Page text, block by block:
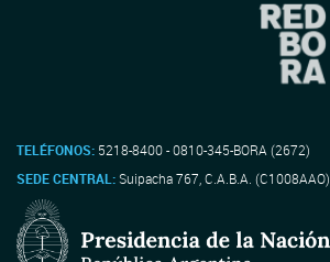
TELÉFONOS: 5218-8400 - 0810-345-BORA (2672)
SEDE CENTRAL:Suipacha 767, C.A.B.A. (C1008AAO)